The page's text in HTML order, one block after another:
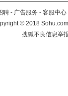
聘 - 广告服务 - 客服中心
©2018
搜狐不良信息举